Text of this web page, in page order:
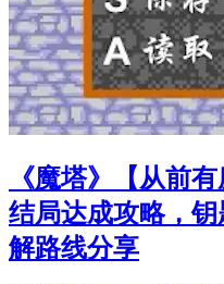
《魔塔》【从前
结局达成攻略，
解路线分享